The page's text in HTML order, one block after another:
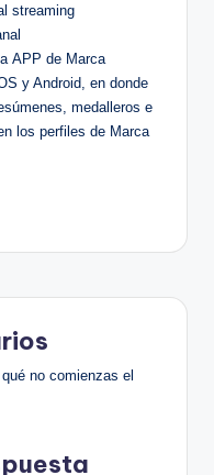
streaming
la APP de Marca
y Android, en donde
medalleros e
los perfiles de Marca
no comienzas el